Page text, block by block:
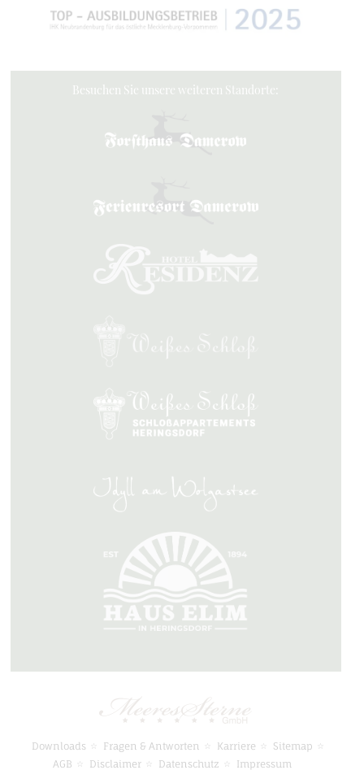
Besuchen Sie unsere weiteren Standorte:
Downloads Fragen & Antworten Karriere
Sitemap
AGB
Disclaimer Datenschutz Impressum